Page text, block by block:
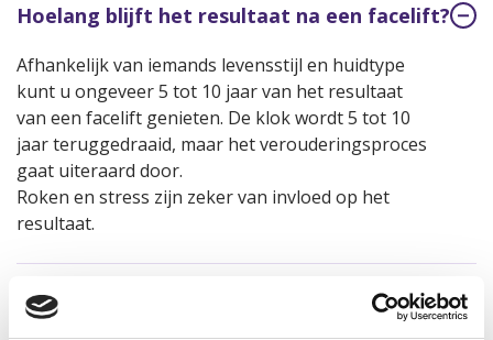
Hoelang blijft het resultaat na een facelift?
Afhankelijk van iemands levensstijl en huidtype
kunt u ongeveer 5 tot 10 jaar van het resultaat
van een facelift genieten. De klok wordt 5 tot 10
jaar teruggedraaid, maar het verouderingsproces
gaat uiteraard door.
Roken en stress zijn zeker van invloed op het
resultaat.
Zijn al mijn rimpels weg na een facelift?